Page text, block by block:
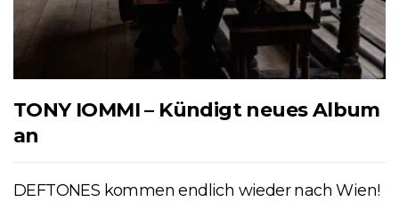
TONY IOMMI – Kündigt neues Album
an
DEFTONES kommen endlich wieder nach Wien!